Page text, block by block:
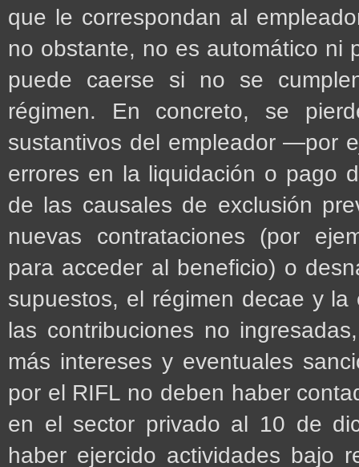
que le correspondan al
no obstante, no es automático ni
puede caerse si no se
régimen. En concreto, se
sustantivos del empleador —por
errores en la liquidación o pago
de las causales de exclusión
nuevas contrataciones (por
para acceder al beneficio) o
supuestos, el régimen decae y
las contribuciones no
más intereses y eventuales
por el RIFL no deben haber
en el sector privado al 10 de
haber ejercido actividades bajo